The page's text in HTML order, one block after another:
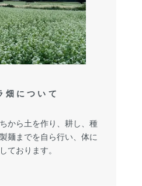
畑について
から土を作り、耕し、種
麺までを自ら行い、体に
ております。